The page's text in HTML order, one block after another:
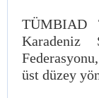
TÜMBIAD
Karadeniz
üst düzey